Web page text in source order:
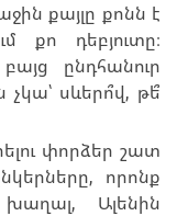
քայլը քոնն է
քո դեբյուտը։
ընդհանուր
սևերո՞վ, թե՞
փորձեր շատ
որոնք
Ալենին